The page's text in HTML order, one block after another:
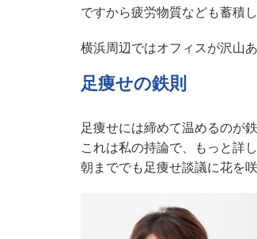
ですから疲労物質なども蓄積
横浜周辺ではオフィスが沢山
足痩せの鉄則
足痩せには締めて温めるのが鉄
これは私の持論で、もっと詳
朝まででも足痩せ談議に花を